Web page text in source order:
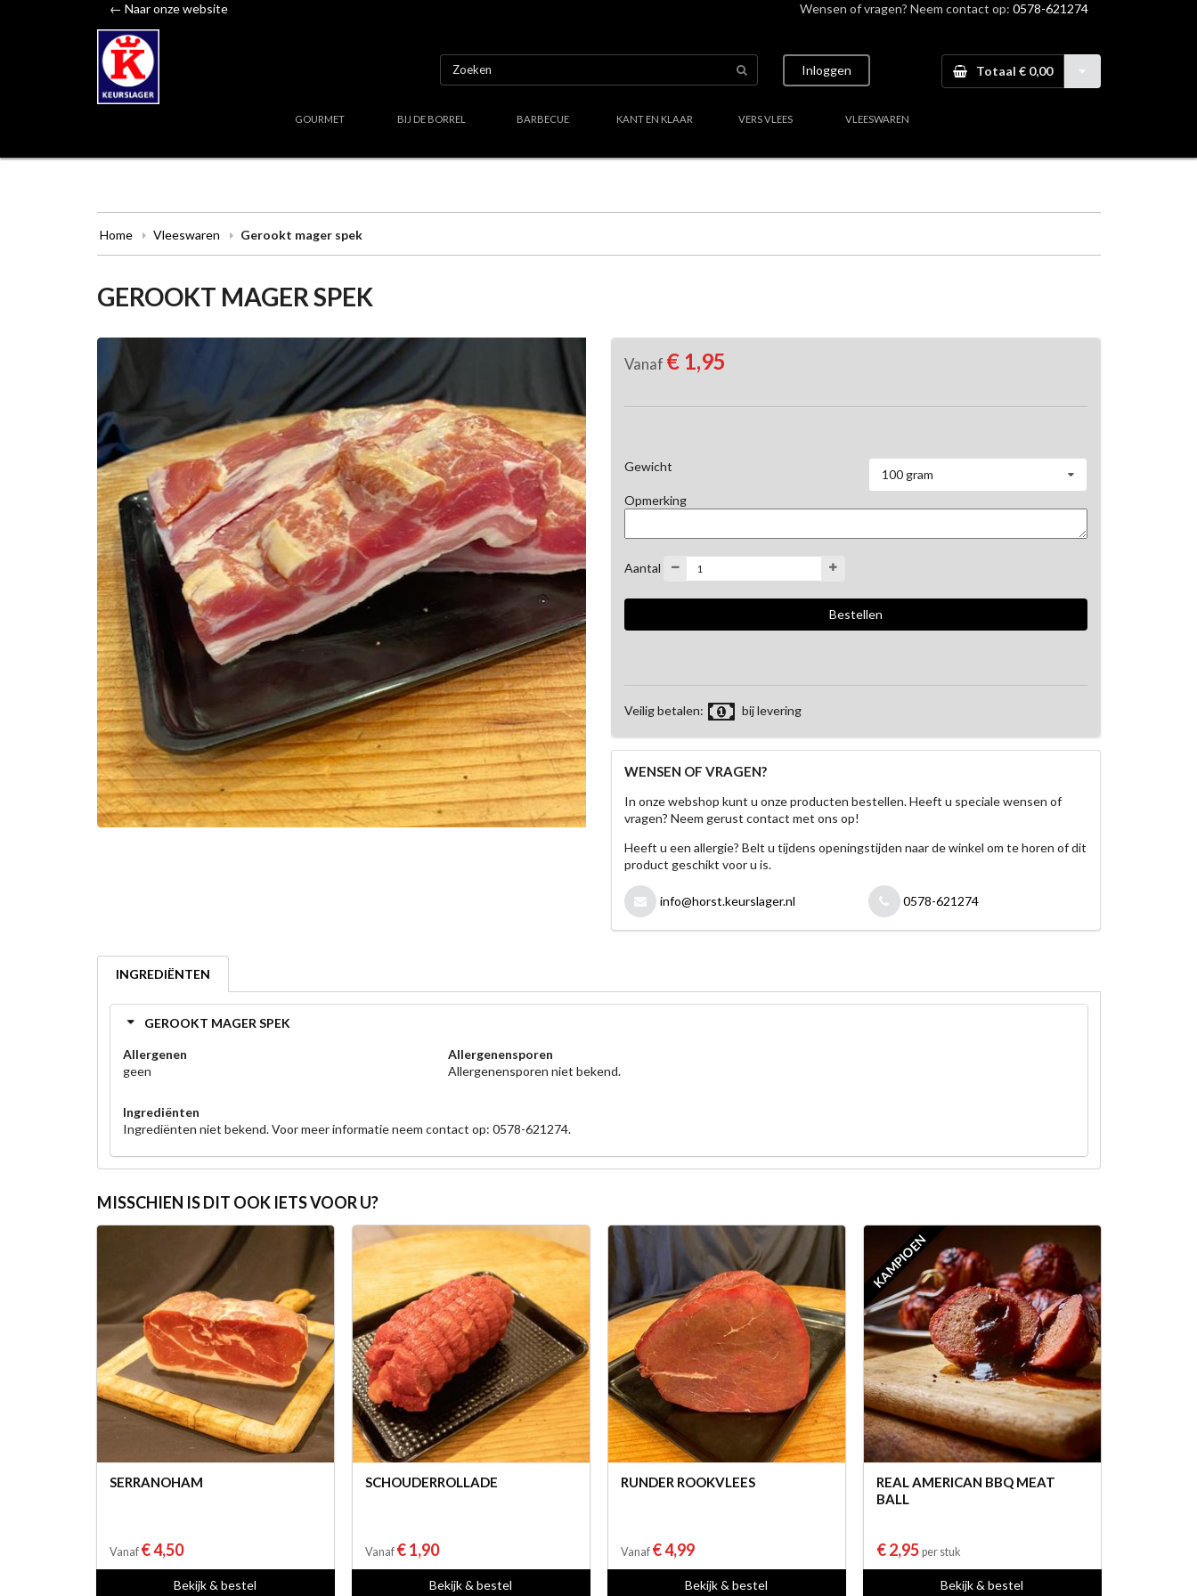
← Naar onze website Wensen of vragen? Neem contact op: 0578-621274
Inloggen Totaal € 0,00
GOURMET BIJ DE BORREL BARBECUE KANT EN KLAAR VERS VLEES VLEESWAREN
Home Vleeswaren Gerookt mager spek
GEROOKT MAGER SPEK
Vanaf € 1,95
Gewicht
100 gram
Opmerking
Aantal
Veilig betalen: bij levering
WENSEN OF VRAGEN?
In onze webshop kunt u onze producten bestellen. Heeft u speciale wensen of
vragen? Neem gerust contact met ons op!
Heeft u een allergie? Belt u tijdens openingstijden naar de winkel om te horen of dit
product geschikt voor u is.
info@horst.keurslager.nl 0578-621274
INGREDIËNTEN
GEROOKT MAGER SPEK
Allergenen
geen
Allergenensporen
Allergenensporen niet bekend.
Ingrediënten
Ingrediënten niet bekend. Voor meer informatie neem contact op: 0578-621274.
MISSCHIEN IS DIT OOK IETS VOOR U?
SERRANOHAM
Vanaf € 4,50
Bekijk & bestel
SCHOUDERROLLADE
Vanaf € 1,90
Bekijk & bestel
RUNDER ROOKVLEES
Vanaf € 4,99
Bekijk & bestel
KAMPIOEN
REAL AMERICAN BBQ MEAT
BALL
€ 2,95 per stuk
Bekijk & bestel